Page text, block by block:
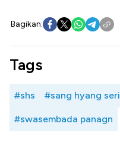
Bagikan:
Tags
#shs #sang hyang seri
#swasembada panagn